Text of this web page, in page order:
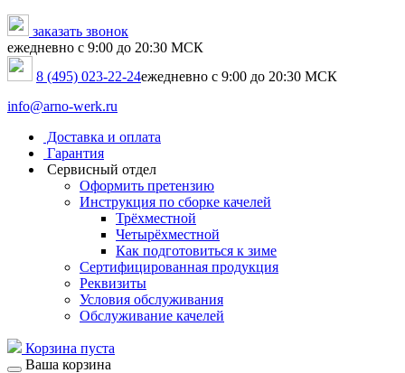
заказать звонок
ежедневно с 9:00 до 20:30 МСК
8 (495) 023-22-24ежедневно с 9:00 до 20:30 МСК
info@arno-werk.ru
Доставка и оплата
Гарантия
Сервисный отдел
Оформить претензию
Инструкция по сборке качелей
Трёхместной
Четырёхместной
Как подготовиться к зиме
Сертифицированная продукция
Реквизиты
Условия обслуживания
Обслуживание качелей
Корзина пуста
Ваша корзина